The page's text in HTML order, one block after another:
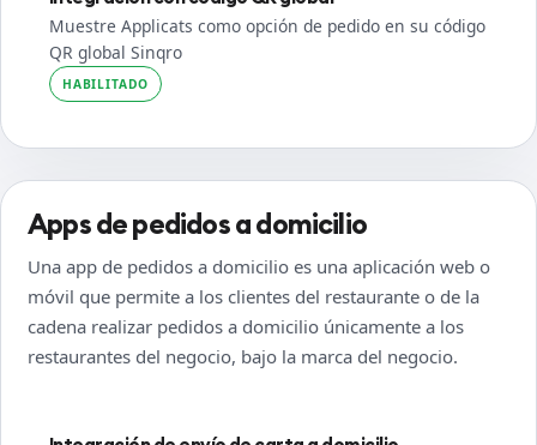
Muestre Applicats como opción de pedido en su código
QR global Sinqro
HABILITADO
Apps de pedidos a domicilio
Una app de pedidos a domicilio es una aplicación web o
móvil que permite a los clientes del restaurante o de la
cadena realizar pedidos a domicilio únicamente a los
restaurantes del negocio, bajo la marca del negocio.